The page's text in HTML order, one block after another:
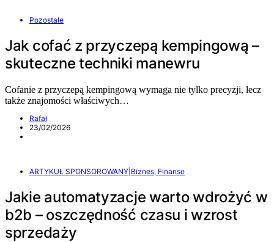
Pozostałe
Jak cofać z przyczepą kempingową –
skuteczne techniki manewru
Cofanie z przyczepą kempingową wymaga nie tylko precyzji, lecz
także znajomości właściwych…
Rafał
23/02/2026
ARTYKUŁ SPONSOROWANY|Biznes, Finanse
Jakie automatyzacje warto wdrożyć w
b2b – oszczędność czasu i wzrost
sprzedaży